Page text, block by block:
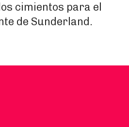
cimientos para el
de Sunderland.